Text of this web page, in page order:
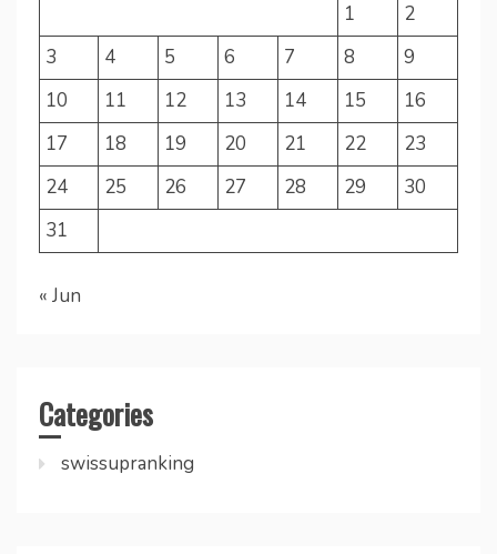
1
2
3
4 5 6 7 8
9
10
11 12 13 14 15
16
17
18 19 20 21 22
23
24
25 26 27 28 29
30
31
« Jun
Categories
swissupranking